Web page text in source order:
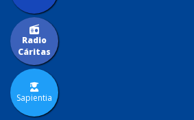
Sapientia
Radio
Cáritas